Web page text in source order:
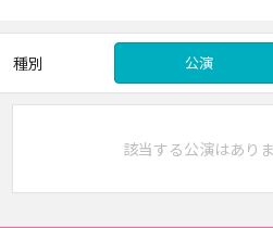
種別 公演
該当する公演はあり